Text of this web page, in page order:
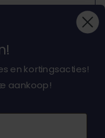
en kortingsacties!
aankoop!